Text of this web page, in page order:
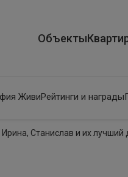
Объекты
ЖивиРейтинги и награды
Станислав и их лучший